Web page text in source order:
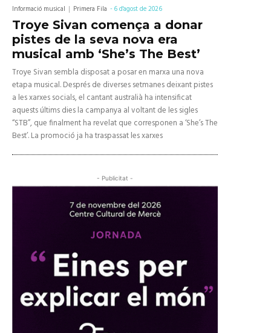
Informació musical Primera Fila -6 d'agost de 2026
Troye Sivan comença a donar
pistes de la seva nova era
musical amb ‘She’s The Best’
Troye Sivan sembla disposat a posar en marxa una nova
etapa musical. Després de diverses setmanes deixant pistes
a les xarxes socials, el cantant australià ha intensificat
aquests últims dies la campanya al voltant de les sigles
“STB”, que finalment ha revelat que corresponen a ‘She’s The
Best’. La promoció ja ha traspassat les xarxes
- Publicitat -